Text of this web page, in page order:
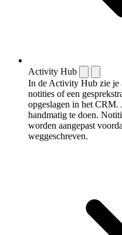
Activity Hub
In de Activity Hub zie je
notities of een
opgeslagen in het CRM.
handmatig te doen.
worden aangepast
weggeschreven.